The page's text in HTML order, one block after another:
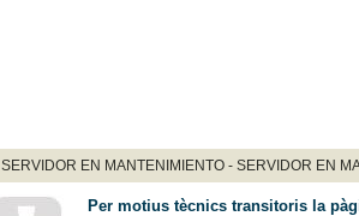
SERVIDOR EN MANTENIMIENTO - SERVIDOR EN
Per motius tècnics transitoris la